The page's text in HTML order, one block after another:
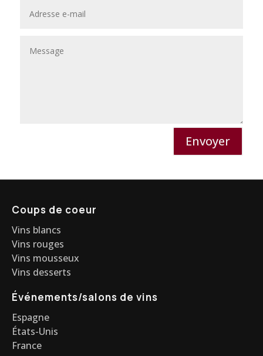
Envoyer
Coups de coeur
Vins blancs
Vins rouges
Vins mousseux
Vins desserts
Événements/salons de vins
Espagne
États-Unis
France